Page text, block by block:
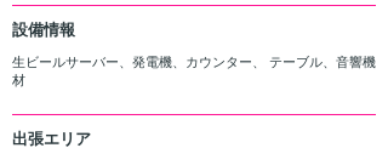
設備情報
生ビールサーバー、発電機、カウンター、 テーブル、音響機
材
出張エリア